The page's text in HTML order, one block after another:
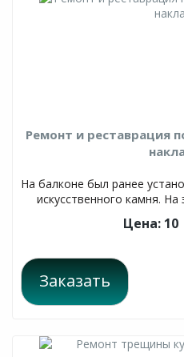
Ремонт и реставрация
На балконе был ранее
искусственного камня.
Цена: 10
Заказать